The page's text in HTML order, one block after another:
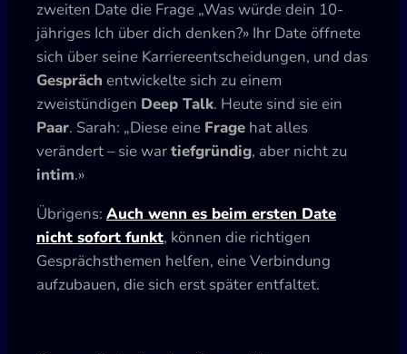
zweiten Date die Frage „Was würde dein 10-
jähriges Ich über dich denken?» Ihr Date öffnete
sich über seine Karriereentscheidungen, und das
Gespräch entwickelte sich zu einem
zweistündigen Deep Talk. Heute sind sie ein
Paar. Sarah: „Diese eine Frage hat alles
verändert – sie wartiefgründig, aber nicht zu
intim.»
Übrigens: Auch wenn es beim ersten Date
nicht sofort funkt, können die richtigen
Gesprächsthemen helfen, eine Verbindung
aufzubauen, die sich erst später entfaltet.